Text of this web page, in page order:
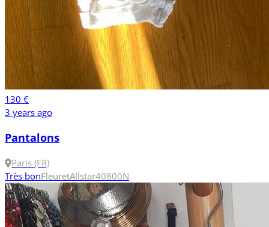
130 €
3 years ago
Pantalons
Paris (FR)
Très bonFleuretAllstar40800N